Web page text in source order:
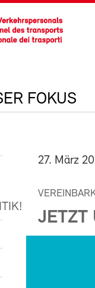
FOKUS
27. März
JETZT